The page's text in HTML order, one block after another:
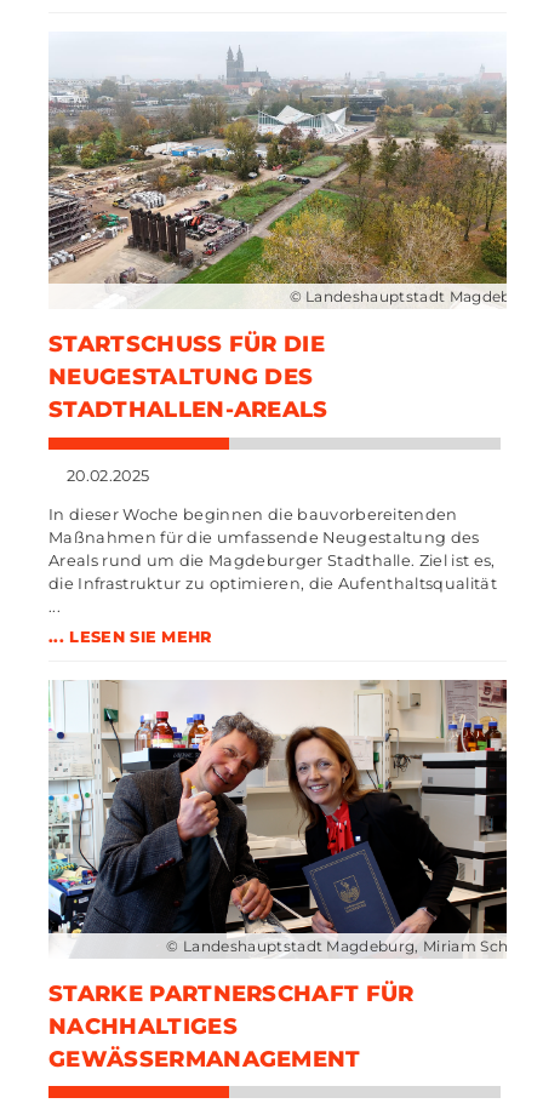
STARTSCHUSS FÜR DIE
NEUGESTALTUNG DES
STADTHALLEN-AREALS
20.02.2025
In dieser Woche beginnen die bauvorbereitenden
Maßnahmen für die umfassende Neugestaltung des
Areals rund um die Magdeburger Stadthalle. Ziel ist es,
die Infrastruktur zu optimieren, die Aufenthaltsqualität
...
... LESEN SIE MEHR
© Landeshauptstadt Magdeburg
STARKE PARTNERSCHAFT FÜR
NACHHALTIGES
GEWÄSSERMANAGEMENT
© Landeshauptstadt Magdeburg, Miriam Schäfer